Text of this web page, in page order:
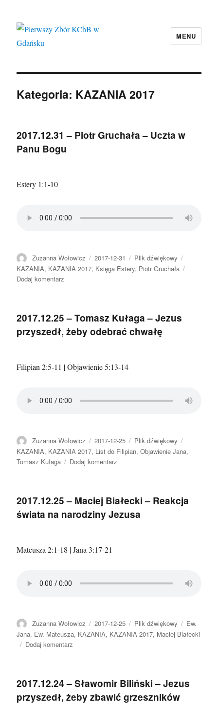
MENU
Kategoria: KAZANIA 2017
2017.12.31 – Piotr Gruchała – Uczta w
Panu Bogu
Estery 1:1-10
Autor
Zuzanna Wołowicz
Data
publikacji
2017-12-31 Format
Plik dźwiękowy
KAZANIA, KAZANIA 2017, Księga Estery, Piotr Gruchała
Dodaj komentarz
Gruchała
–
Bogu
2017.12.25 – Tomasz Kułaga – Jezus
przyszedł, żeby odebrać chwałę
Filipian 2:5-11 | Objawienie 5:13-14
Autor
Zuzanna Wołowicz
Data
publikacji
2017-12-25 Format
Plik dźwiękowy
KAZANIA, KAZANIA 2017, List do Filipian,Objawienie Jana,
Tomasz Kułaga
Dodaj komentarz
Kułaga
–
2017.12.25 – Maciej Białecki – Reakcja
świata na narodziny Jezusa
Mateusza 2:1-18 | Jana 3:17-21
Autor
Zuzanna Wołowicz
Data
publikacji
2017-12-25 Format
Plik dźwiękowy Kategorie
Ew.
Jana, Ew. Mateusza, KAZANIA, KAZANIA 2017, Maciej Białecki
Dodaj komentarz
Białecki
–
Reakcja
2017.12.24 – Sławomir Biliński – Jezus
przyszedł, żeby zbawić grzeszników